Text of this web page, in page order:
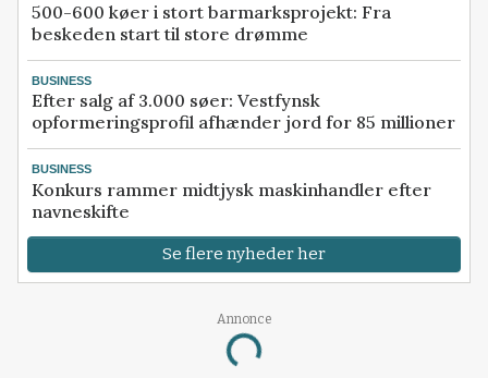
500-600 køer i stort barmarksprojekt: Fra
beskeden start til store drømme
BUSINESS
Efter salg af 3.000 søer: Vestfynsk
opformeringsprofil afhænder jord for 85 millioner
BUSINESS
Konkurs rammer midtjysk maskinhandler efter
navneskifte
Se flere nyheder her
Annonce